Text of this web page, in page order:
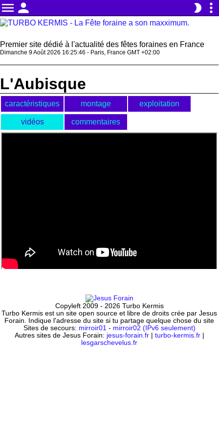
menu person brightness_2 more_vert
Premier site dédié à l'actualité des fêtes foraines en France
Dimanche 9 Août 2026 16:25:46 - Paris, France GMT +02:00
L'Aubisque
caractéristiques montage exploitation
vidéos commentaires
Copyleft 2009 - 2026 Turbo Kermis
Turbo Kermis est un site open source et libre de droits crée par Jesus
Forain. Indique l'adresse du site si tu partage quelque chose du site
Sites de secours: mirroir01 - mirroir02 (IPv6 seulement)
Autres sites de Jesus Forain: jesus-forain.fr| turbo-kermis.fr|
lesgarschevelus.fr